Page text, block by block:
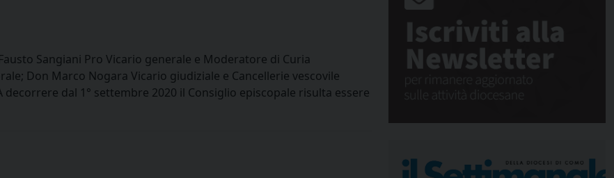
Sangiani Pro Vicario generale e Moderatore di Curia
Don Marco Nogara Vicario giudiziale e Cancellerie vescovile
dal 1° settembre 2020 il Consiglio episcopale risulta essere